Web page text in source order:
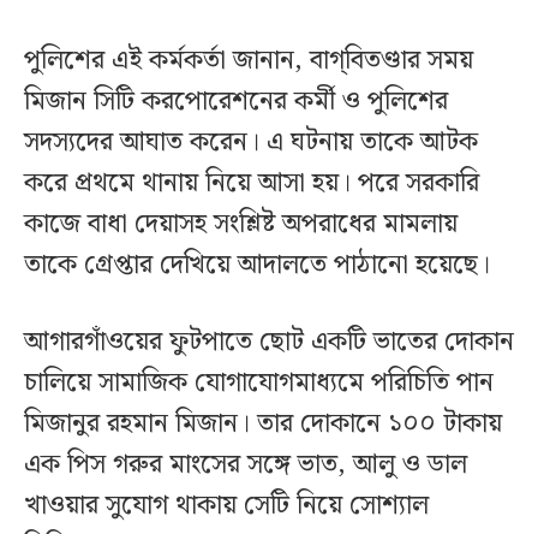
পুলিশের এই কর্মকর্তা জানান, বাগ্‌বিতণ্ডার সময়
মিজান সিটি করপোরেশনের কর্মী ও পুলিশের
সদস্যদের আঘাত করেন। এ ঘটনায় তাকে আটক
করে প্রথমে থানায় নিয়ে আসা হয়। পরে সরকারি
কাজে বাধা দেয়াসহ সংশ্লিষ্ট অপরাধের মামলায়
তাকে গ্রেপ্তার দেখিয়ে আদালতে পাঠানো হয়েছে।
আগারগাঁওয়ের ফুটপাতে ছোট একটি ভাতের দোকান
চালিয়ে সামাজিক যোগাযোগমাধ্যমে পরিচিতি পান
মিজানুর রহমান মিজান। তার দোকানে ১০০ টাকায়
এক পিস গরুর মাংসের সঙ্গে ভাত, আলু ও ডাল
খাওয়ার সুযোগ থাকায় সেটি নিয়ে সোশ্যাল